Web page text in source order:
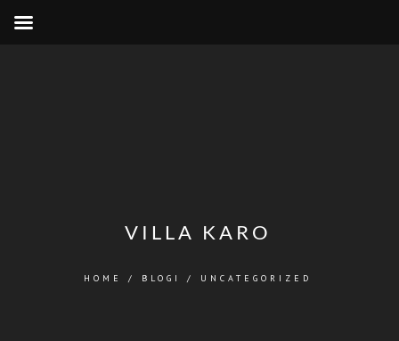
VILLA KARO
HOME / BLOGI / UNCATEGORIZED